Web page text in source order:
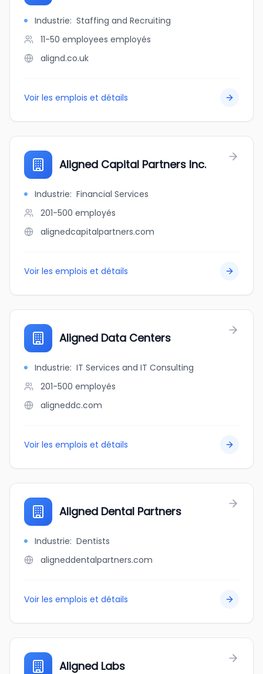
Industrie: Staffing and Recruiting
11-50 employees employés
alignd.co.uk
Voir les emplois et détails
Aligned Capital Partners Inc.
Industrie: Financial Services
201-500 employés
alignedcapitalpartners.com
Voir les emplois et détails
Aligned Data Centers
Industrie: IT Services and IT Consulting
201-500 employés
aligneddc.com
Voir les emplois et détails
Aligned Dental Partners
Industrie: Dentists
aligneddentalpartners.com
Voir les emplois et détails
Aligned Labs